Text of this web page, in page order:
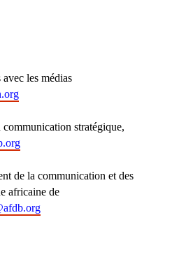
les médias
stratégique,
de la communication et des
africaine de